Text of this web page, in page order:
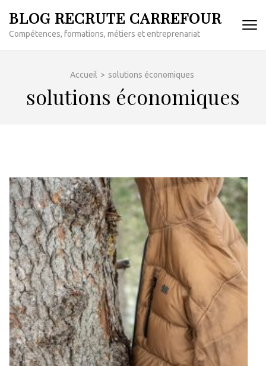
au
contenu
BLOG RECRUTE CARREFOUR
Compétences, formations, métiers et entreprenariat
Accueil > solutions économiques
solutions économiques